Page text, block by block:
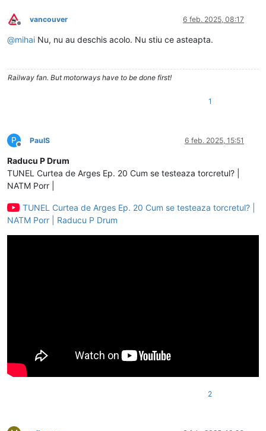
Deconectat
vancouver 6 feb. 2025, 08:17
@mihai Nu, nu au deschis acolo. Nu stiu ce asteapta.
Railway fan. But motorways have to be done first!
1
P
Deconectat
PaulS 6 feb. 2025, 15:51
Raducu P Drum
TUNEL Curtea de Arges Ep. 20 Cum se testeaza torcretul? |
NATM Porr |
TUNEL Curtea de Arges Ep. 20 Cum se testeaza torcretul? |
NATM Porr | Raducu P Drum
2